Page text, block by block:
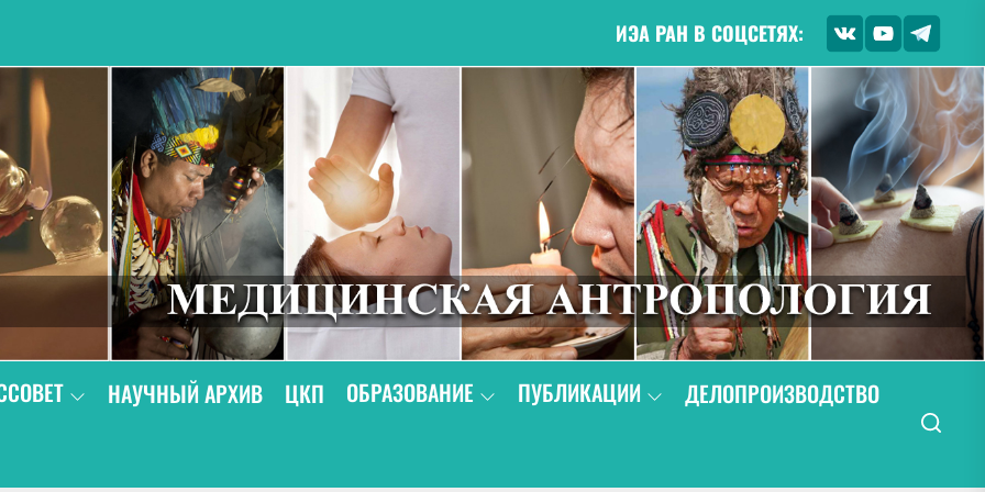
ИЭА РАН В СОЦСЕТЯХ:
НАУЧНЫЙ АРХИВ ЦКП ОБРАЗОВАНИЕ ПУБЛИКАЦИИ
ДЕЛОПРОИЗВОДСТВО